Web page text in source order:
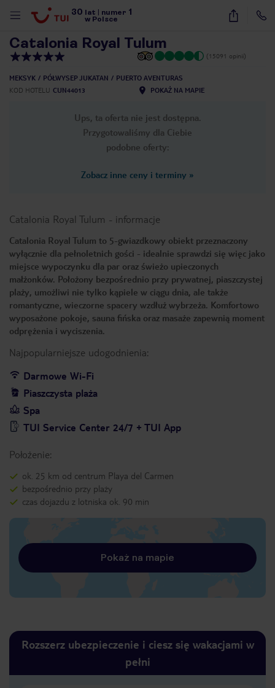
30 lat numer 1
w Polsce
68
Catalonia Royal Tulum
(15091 opinii)
MEKSYK PÓŁWYSEP JUKATAN
PUERTO AVENTURAS
KOD HOTELU CUN44013 POKAŻ NA MAPIE
Ups, ta oferta nie jest dostępna.
Przygotowaliśmy dla Ciebie
podobne oferty:
Zobacz inne ceny i terminy »
Catalonia Royal Tulum - informacje
Catalonia Royal Tulum to 5-gwiazdkowy obiekt przeznaczony
wyłącznie dla pełnoletnich gości - idealnie sprawdzi się więc jako
miejsce wypoczynku dla par oraz świeżo upieczonych
małżonków. Położony bezpośrednio przy prywatnej, piaszczystej
plaży, umożliwi nie tylko kąpiele w ciągu dnia, ale także
romantyczne, wieczorne spacery wzdłuż wybrzeża. Komfortowo
wyposażone pokoje, sauna fińska oraz masaże zapewnią moment
odprężenia i wyciszenia.
Najpopularniejsze udogodnienia:
Darmowe Wi-Fi
Piaszczysta plaża
Spa
TUI Service Center 24/7 + TUI App
Położenie:
ok. 25 km od centrum Playa del Carmen
bezpośrednio przy plaży
czas dojazdu z lotniska ok. 90 min
Pokaż na mapie
Rozszerz ubezpieczenie i ciesz się wakacjami w
pełni